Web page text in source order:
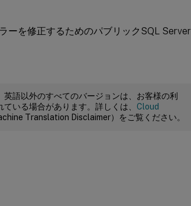
ーを修正するためのパブリックSQL Server
語以外のすべてのバージョンは、お客様の利
いる場合があります。詳しくは、 Cloud
Translation Disclaimer）をご覧ください。